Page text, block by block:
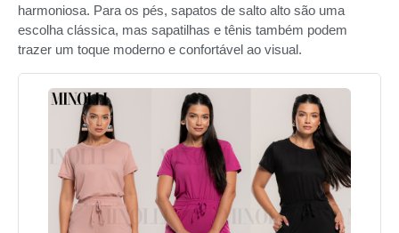
harmoniosa. Para os pés, sapatos de salto alto são uma
escolha clássica, mas sapatilhas e tênis também podem
trazer um toque moderno e confortável ao visual.